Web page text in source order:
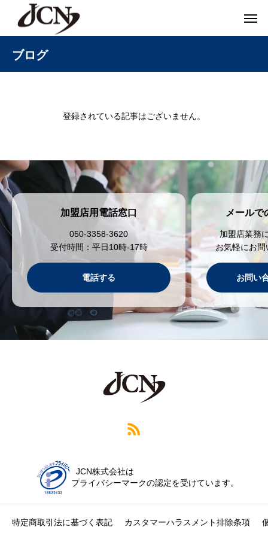
ブログ
登録されている記事はございません。
加盟店用電話窓口
050-3358-3620
受付時間：平日10時-17時
電話する
メールで
加盟店業務
お気軽にお
お問い
JCN株式会社は
プライバシーマークの認定を受けています。
特定商取引法に基づく表記 カスタマーハラスメント排除条項